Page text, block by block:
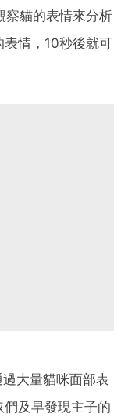
察貓的表情來分析
情，10秒後就可
大量貓咪面部表
及早發現主子的